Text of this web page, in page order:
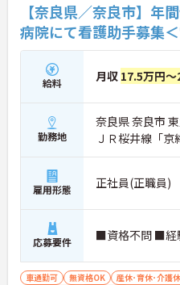
【奈良県／奈良市】
病院にて看護助手募集
給料 月収 17.5万円
勤務地
奈良県 奈良市
ＪＲ桜井線「
雇用形態 正社員(正職員)
応募要件 ■資格不問 ■経
車通勤可 無資格OK 産休･育休･介護